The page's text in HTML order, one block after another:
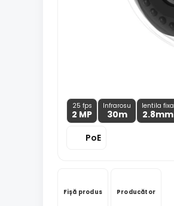
25 fps
2 MP
Infrarosu
30m
lentila fixa
2.8mm
PoE
Fișă produs Producător